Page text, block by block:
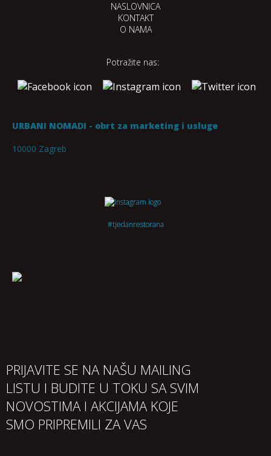
NASLOVNICA
KONTAKT
O NAMA
Potražite nas:
URBANI NOMADI - obrt za marketing i usluge
10000 Zagreb
#tjedanrestorana
PRIJAVITE SE NA NAŠU MAILING
LISTU I BUDITE U TOKU SA SVIM
NOVOSTIMA I AKCIJAMA KOJE
SMO PRIPREMILI ZA VAS